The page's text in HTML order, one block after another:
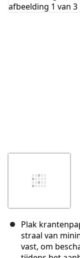
Plak
straal van
vast, om